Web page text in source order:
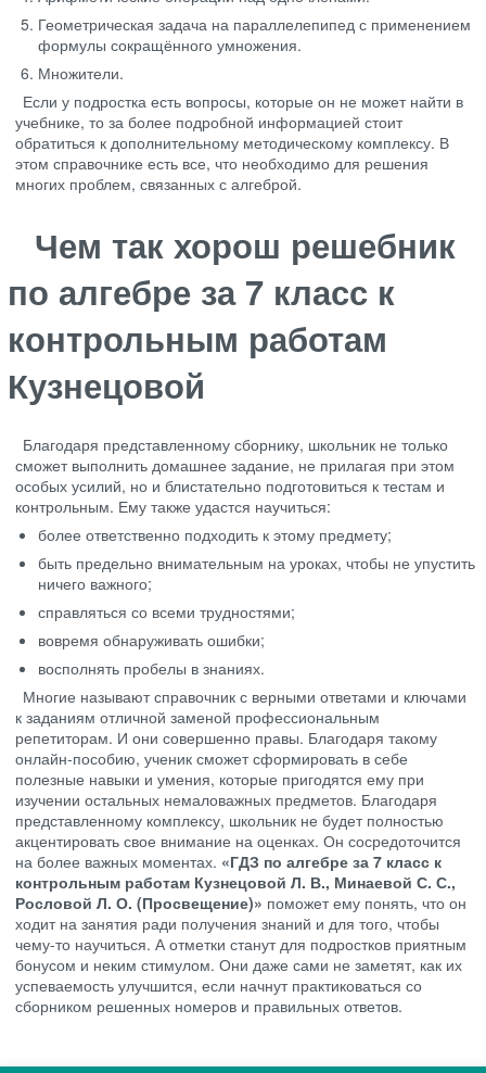
Геометрическая задача на параллелепипед с применением
формулы сокращённого умножения.
Множители.
Если у подростка есть вопросы, которые он не может найти в
учебнике, то за более подробной информацией стоит
обратиться к дополнительному методическому комплексу. В
этом справочнике есть все, что необходимо для решения
многих проблем, связанных с алгеброй.
Чем так хорош решебник
по алгебре за 7 класс к
контрольным работам
Кузнецовой
Благодаря представленному сборнику, школьник не только
сможет выполнить домашнее задание, не прилагая при этом
особых усилий, но и блистательно подготовиться к тестам и
контрольным. Ему также удастся научиться:
более ответственно подходить к этому предмету;
быть предельно внимательным на уроках, чтобы не упустить
ничего важного;
справляться со всеми трудностями;
вовремя обнаруживать ошибки;
восполнять пробелы в знаниях.
Многие называют справочник с верными ответами и ключами
к заданиям отличной заменой профессиональным
репетиторам. И они совершенно правы. Благодаря такому
онлайн-пособию, ученик сможет сформировать в себе
полезные навыки и умения, которые пригодятся ему при
изучении остальных немаловажных предметов. Благодаря
представленному комплексу, школьник не будет полностью
акцентировать свое внимание на оценках. Он сосредоточится
на более важных моментах. «ГДЗ по алгебре за 7 класс к
контрольным работам Кузнецовой Л. В., Минаевой С. С.,
Рословой Л. О. (Просвещение)» поможет ему понять, что он
ходит на занятия ради получения знаний и для того, чтобы
чему-то научиться. А отметки станут для подростков приятным
бонусом и неким стимулом. Они даже сами не заметят, как их
успеваемость улучшится, если начнут практиковаться со
сборником решенных номеров и правильных ответов.